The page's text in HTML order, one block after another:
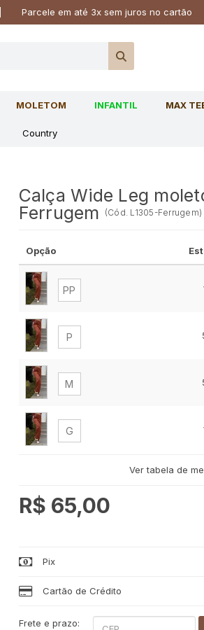
Parcele em até 3x sem juros no cartão
MOLETOM INFANTIL MAX
Country
Calça Wide Leg
Ferrugem
(Cód. L1305-Ferrugem)
Opção
PP
P
M
G
Ver tabela de
R$ 65,00
Pix
Cartão de Crédito
Frete e prazo: